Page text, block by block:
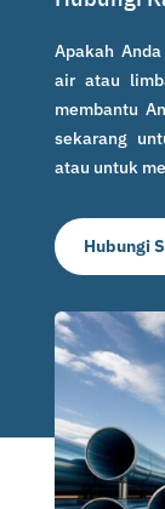
Apakah
air atau
membantu
sekarang
atau untuk
Hubungi